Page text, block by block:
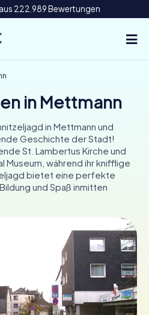
222.989 Bewertungen
IE
buchen
in Mettmann
in Mettmann und
Geschichte der Stadt!
St. Lambertus Kirche und
Museum, während ihr knifflige
bietet eine perfekte
und Spaß inmitten